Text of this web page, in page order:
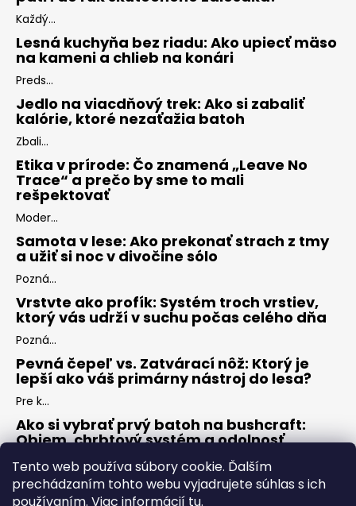
Tento web používa súbory cookie. Ďalším
prechádzaním tohto webu vyjadrujete súhlas s ich
používaním. Viac informácií tu.
Každý...
Lesná kuchyňa bez riadu: Ako upiecť mäso
na kameni a chlieb na konári
Preds...
Jedlo na viacdňový trek: Ako si zabaliť
kalórie, ktoré nezaťažia batoh
Zbali...
Etika v prírode: Čo znamená „Leave No
Trace“ a prečo by sme to mali
rešpektovať
Moder...
Samota v lese: Ako prekonať strach z tmy
a užiť si noc v divočine sólo
Pozná...
Vrstvte ako profík: Systém troch vrstiev,
ktorý vás udrží v suchu počas celého dňa
Pozná...
Pevná čepeľ vs. Zatvárací nôž: Ktorý je
lepší ako váš primárny nástroj do lesa?
Pre k...
Ako si vybrať prvý batoh na bushcraft:
Objem, chrbtový systém a odolnosť
Keď s...
ARCHÍV